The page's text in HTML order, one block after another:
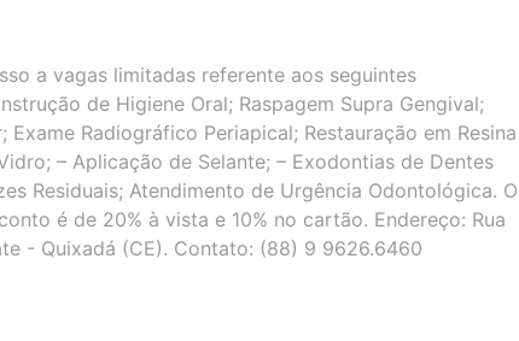
a vagas limitadas referente aos seguintes
de Higiene Oral; Raspagem Supra Gengival;
Radiográfico Periapical; Restauração em Resina
– Aplicação de Selante; – Exodontias de Dentes
Residuais; Atendimento de Urgência Odontológica.
é de 20% à vista e 10% no cartão. Endereço: Rua
- Quixadá (CE). Contato: (88) 9 9626.6460